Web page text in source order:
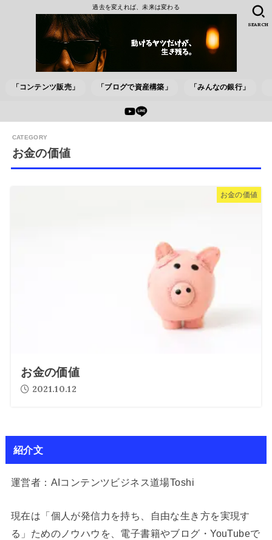
過去を変えれば、未来は変わる
「コンテンツ販売」 「ブログで資産構築」 「みんなの銀行」
SEARCH
お金の価値
お金の価値
お金の価値
2021.10.12
紹介文
運営者：AIコンテンツビジネス道場Toshi
現在は「個人が発信力を持ち、自由な生き方を実現す
る」ためのノウハウを、電子書籍やブログ・YouTubeで